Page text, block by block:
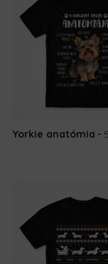
Yorkie anatómia